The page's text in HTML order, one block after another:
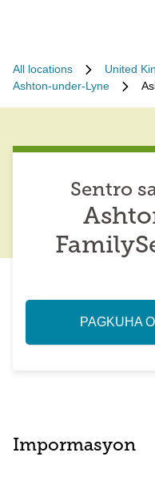
All locations United
Ashton-under-Lyne
Sentro
PAGKUHA
Impormasyon